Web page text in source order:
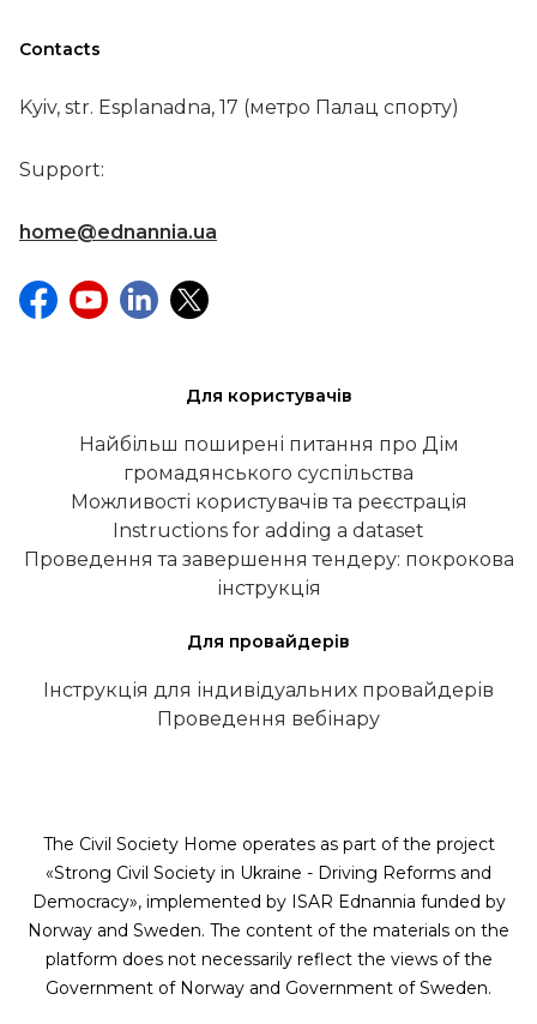
Contacts
Kyiv, str. Esplanadna, 17 (метро Палац спорту)
Support:
home@ednannia.ua
Для користувачів
Найбільш поширені питання про Дім
громадянського суспільства
Можливості користувачів та реєстрація
Instructions for adding a dataset
Проведення та завершення тендеру: покрокова
інструкція
Для провайдерів
Інструкція для індивідуальних провайдерів
Проведення вебінару
The Civil Society Home operates as part of the project
«Strong Civil Society in Ukraine - Driving Reforms and
Democracy», implemented by ISAR Ednannia funded by
Norway and Sweden. The content of the materials on the
platform does not necessarily reflect the views of the
Government of Norway and Government of Sweden.